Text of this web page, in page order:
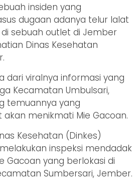
insiden yang
dugaan adanya telur lalat
sebuah outlet di Jember
Dinas Kesehatan
dari viralnya informasi yang
Kecamatan Umbulsari,
temuannya yang
menikmati Mie Gacoan.
Kesehatan (Dinkes)
inspeksi mendadak
Gacoan yang berlokasi di
Sumbersari, Jember.